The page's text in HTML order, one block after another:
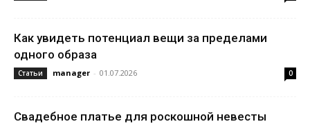
Как увидеть потенциал вещи за пределами
одного образа
Статьи manager - 01.07.2026 0
Свадебное платье для роскошной невесты